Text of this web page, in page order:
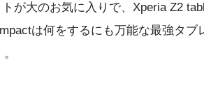
が大のお気に入りで、Xperia Z2
は何をするにも万能な最強タブ